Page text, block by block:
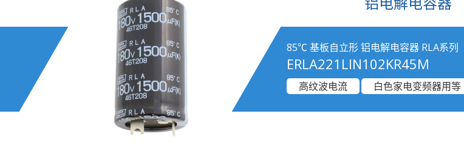
85℃ 基板自立形 铝电解电容器 RLA系列
ERLA221LIN102KR45M
高纹波电流
白色家电变频器用等